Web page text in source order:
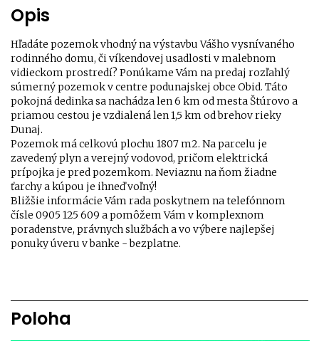
Opis
Hľadáte pozemok vhodný na výstavbu Vášho vysnívaného
rodinného domu, či víkendovej usadlosti v malebnom
vidieckom prostredí? Ponúkame Vám na predaj rozľahlý
súmerný pozemok v centre podunajskej obce Obid. Táto
pokojná dedinka sa nachádza len 6 km od mesta Štúrovo a
priamou cestou je vzdialená len 1,5 km od brehov rieky
Dunaj.
Pozemok má celkovú plochu 1807 m2. Na parcelu je
zavedený plyn a verejný vodovod, pričom elektrická
prípojka je pred pozemkom. Neviaznu na ňom žiadne
ťarchy a kúpou je ihneď voľný!
Bližšie informácie Vám rada poskytnem na telefónnom
čísle 0905 125 609 a pomôžem Vám v komplexnom
poradenstve, právnych službách a vo výbere najlepšej
ponuky úveru v banke - bezplatne.
Poloha